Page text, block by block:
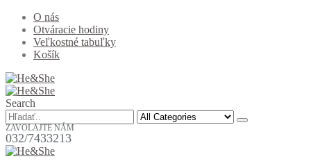
O nás
Otváracie hodiny
Veľkostné tabuľky
Košík
Search
ZAVOLAJTE NÁM
032/7433213